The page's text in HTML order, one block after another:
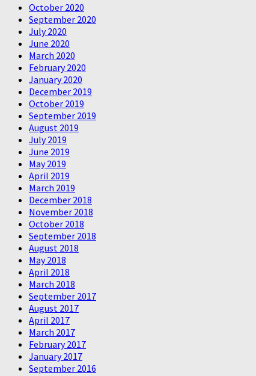
October 2020
September 2020
July 2020
June 2020
March 2020
February 2020
January 2020
December 2019
October 2019
September 2019
August 2019
July 2019
June 2019
May 2019
April 2019
March 2019
December 2018
November 2018
October 2018
September 2018
August 2018
May 2018
April 2018
March 2018
September 2017
August 2017
April 2017
March 2017
February 2017
January 2017
September 2016